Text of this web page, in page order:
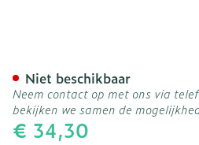
€ 34,30
Niet beschikbaar
Neem contact op met ons via
bekijken we samen de